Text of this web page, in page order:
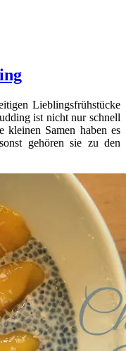
Lieblingsfrühstücke
ist nicht nur schnell
kleinen Samen haben es
gehören sie zu den